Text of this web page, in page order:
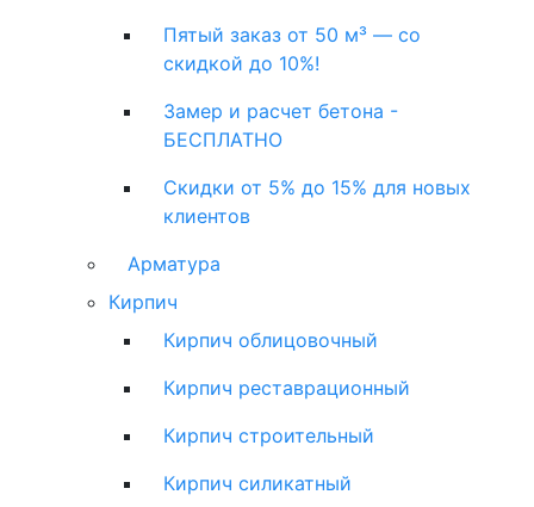
Пятый заказ от 50 м³ — со
скидкой до 10%!
Замер и расчет бетона -
БЕСПЛАТНО
Скидки от 5% до 15% для новых
клиентов
Арматура
Кирпич
Кирпич облицовочный
Кирпич реставрационный
Кирпич строительный
Кирпич силикатный